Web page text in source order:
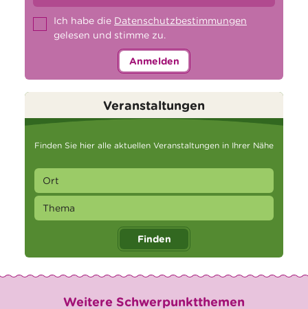
Ich habe die Datenschutzbestimmungen
gelesen und stimme zu.
Anmelden
Veranstaltungen
Finden Sie hier alle aktuellen Veranstaltungen in Ihrer Nähe
Finden
Weitere Schwerpunktthemen